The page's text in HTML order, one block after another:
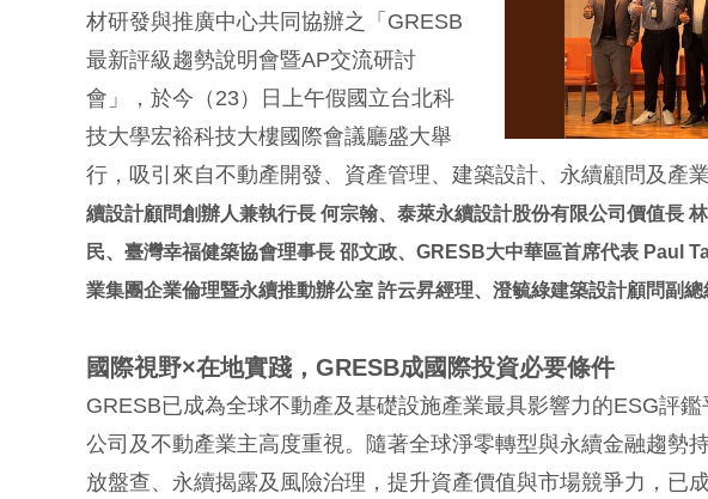
材研發與推廣中心共同協辦之「GRESB
最新評級趨勢說明會暨AP交流研討
會」，於今（23）日上午假國立台北科
技大學宏裕科技大樓國際會議廳盛大舉
行，吸引來自不動產開發、資產管理、建築設計、永續顧問及產
續設計顧問創辦人兼執行長 何宗翰、泰萊永續設計股份有限公司價值長
民、臺灣幸福健築協會理事長 邵文政、GRESB大中華區首席代表 Paul
業集團企業倫理暨永續推動辦公室 許云昇經理、澄毓綠建築設計顧問副
國際視野×在地實踐，GRESB成國際投資必要條件
GRESB已成為全球不動產及基礎設施產業最具影響力的ESG評
公司及不動產業主高度重視。隨著全球淨零轉型與永續金融趨勢
放盤查、永續揭露及風險治理，提升資產價值與市場競爭力，已